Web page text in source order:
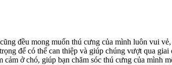
đều mong muốn thú cưng của mình luôn vui
để có thể can thiệp và giúp chúng vượt qua
cảm ở chó, giúp bạn chăm sóc thú cưng của mình